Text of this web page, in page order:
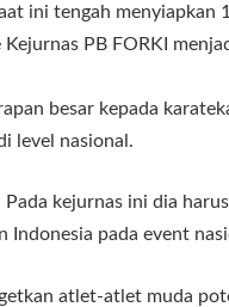
ini tengah
PB FORKI
besar kepada
level nasional.
Pada kejurnas ini dia
pada event
atlet-atlet muda